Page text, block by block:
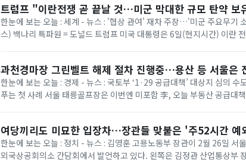
트럼프 "이란전쟁 곧 끝날 것…미군 막대한 규모 탄약 보
한눈에 보는 오늘 : 세계 - 뉴스 : '협상 관여' 재차 주장…'미군 주요무기
스) 백나리 특파원 = 도널드 트럼프 미국 대통령은 6일(현지시간) 이란
과천경마장 그린벨트 해제 절차 진행중…용산 등 서울은
한눈에 보는 오늘 : 경제 - 뉴스 : 국토부 ‘1·29 공급대책’ 대상지 심의
푸는 첫 사례 서울 태릉골프장은 이번엔 미포함 李, 오늘 부동산 공급대
여당끼리도 미묘한 입장차…장관들 맞붙은 '주52시간 예
한눈에 보는 오늘 : 정치 - 뉴스 : 김영훈 고용노동부 장관이 2월 26일 서
외국상공회의소 간담회에서 발언하고 있다. 왼쪽은 김정관 산업통상부